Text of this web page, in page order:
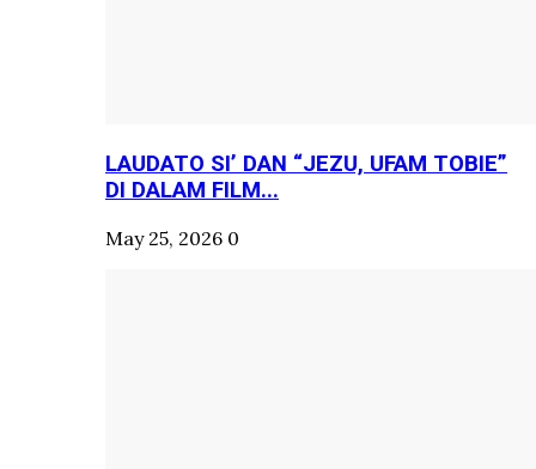
LAUDATO SI’ DAN “JEZU, UFAM TOBIE”
DI DALAM FILM...
May 25, 2026 0